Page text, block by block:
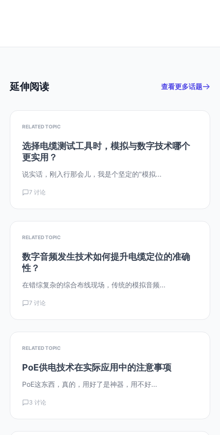
延伸阅读 查看更多话题
RELATED TOPIC
选择电缆测试工具时，模拟与数字技术哪个
更实用？
说实话，刚入行那会儿，我是个坚定的"模拟...
7 讨论
RELATED TOPIC
数字音频发生技术如何提升电缆定位的准确
性？
在错综复杂的综合布线现场，传统的模拟音频...
7 讨论
RELATED TOPIC
PoE供电技术在实际应用中的注意事项
PoE这东西，真的，用好了是神器，用不好...
3 讨论